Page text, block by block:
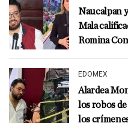
Naucalpan
Mala
Romina
EDOMEX
Alardea
los robos
los